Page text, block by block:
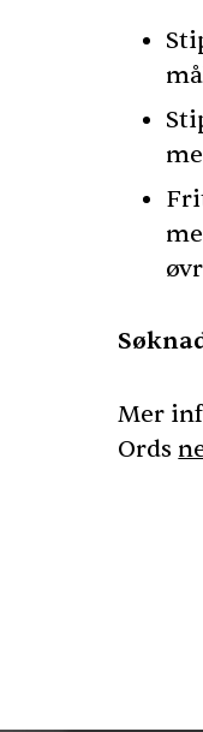
Mer
Ords